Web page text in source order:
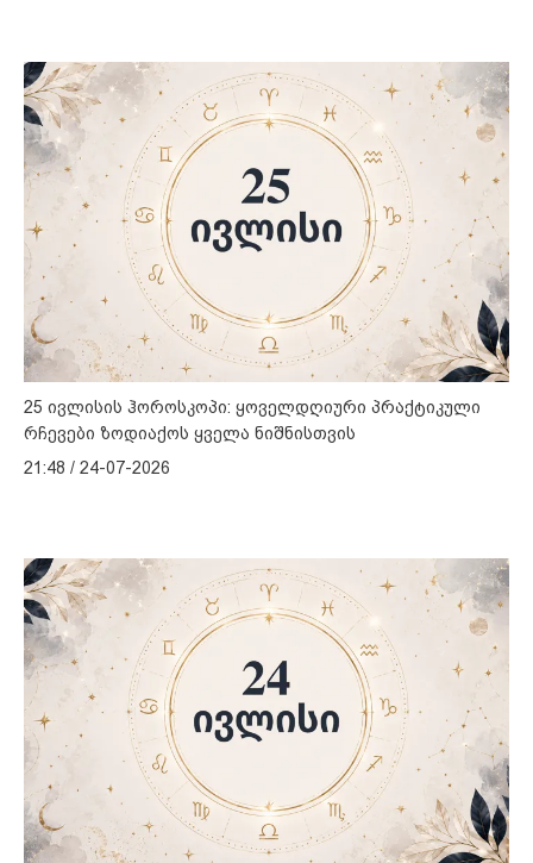
25 ივლისის ჰოროსკოპი: ყოველდღიური პრაქტიკული
რჩევები ზოდიაქოს ყველა ნიშნისთვის
21:48 / 24-07-2026